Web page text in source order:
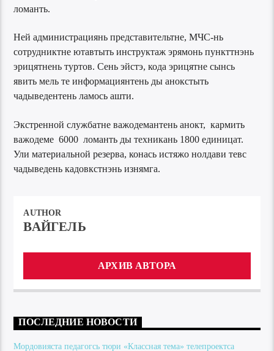
ломанть.
Ней администрациянь представительтне, МЧС-нь
сотрудниктне ютавтыть инструктаж эрямонь пункттнэнь
эрицятнень туртов. Сень эйстэ, кода эрицятне сынсь
явить мель те информациянтень ды анокстыть
чадыведентень ламось ашти.
Экстренной службатне важодемантень анокт, кармить
важодеме 6000 ломанть ды техникань 1800 единицат.
Ули материальной резерва, конась истяжо нолдави тевс
чадыведень кадовкстнэнь изнямга.
AUTHOR
ВАЙГЕЛЬ
АРХИВ АВТОРА
ПОСЛЕДНИЕ НОВОСТИ
Мордовияста педагогсь тюри «Классная тема» телепроектса